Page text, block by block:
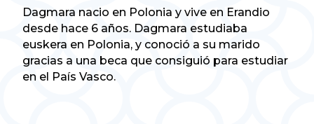
Dagmara nacio en Polonia y vive en Erandio
desde hace 6 años. Dagmara estudiaba
euskera en Polonia, y conoció a su marido
gracias a una beca que consiguió para estudiar
en el País Vasco.